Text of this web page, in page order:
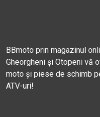
BBmoto prin magazinul
Gheorgheni și Otopeni vă
moto și piese de schimb
ATV-uri!